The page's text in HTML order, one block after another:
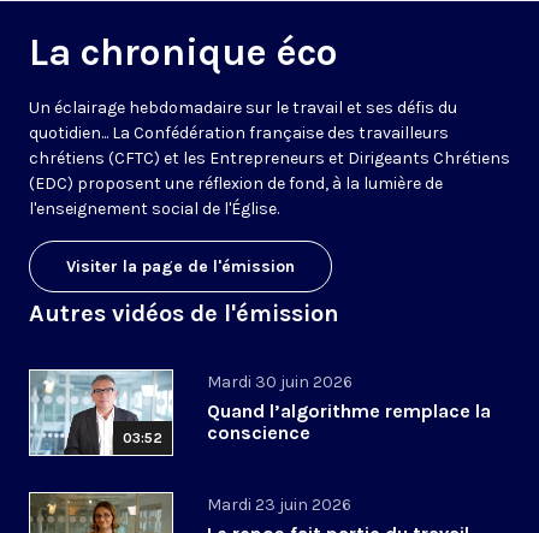
La chronique éco
Un éclairage hebdomadaire sur le travail et ses défis du
quotidien... La Confédération française des travailleurs
chrétiens (CFTC) et les Entrepreneurs et Dirigeants Chrétiens
(EDC) proposent une réflexion de fond, à la lumière de
l'enseignement social de l'Église.
Visiter la page de l'émission
Autres vidéos de l'émission
03:52
Mardi 30 juin 2026
Quand l’algorithme remplace la
conscience
Mardi 23 juin 2026